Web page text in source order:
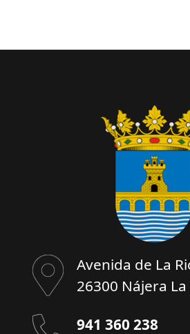
Avenida de La
26300 Nájera La
941 360 238